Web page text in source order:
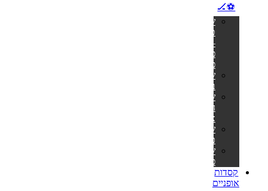
⚽🏒
שולחנות
טניס
–
פינג
פונג
שולחנות
ביליארד
שולחנות
הוקי
אוויר
שולחנות
כדורגל
שולחנות
פוקר
קסדות
אופניים